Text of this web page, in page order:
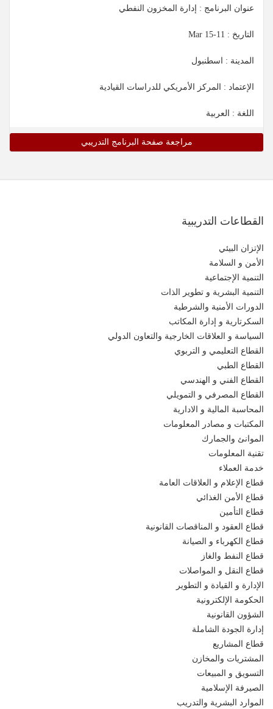
عنوان البرنامج : إدارة المخزون النفطي
التاريخ : 11-15 Mar
المدينة : اسطنبول
الإعتماد : المركز الأمريكي للدراسات القيادية
اللغة : العربية
مراجعة صفحة البرنامج التدريبي
القطاعات التدريبية
الإتزان البيئي
الأمن و السلامة
التنمية الإجتماعية
التنمية البشرية و تطوير الذات
الدورات الأمنية والشرطية
السكرتارية و إدارة المكاتب
السياسة و العلاقات الخارجية والتعاون الدولي
القطاع التعليمي و التربوي
القطاع الطبي
القطاع الفني و الهندسي
القطاع المصرفي و التمويلي
المحاسبة المالية و الادارية
المكتبات و مصادر المعلومات
الموانئ والجمارك
تقنية المعلومات
خدمة العملاء
قطاع الإعلام و العلاقات العامة
قطاع الأمن الغذائي
قطاع التأمين
قطاع العقود و المناقصات القانونية
قطاع الكهرباء و الصيانة
قطاع النفط والغاز
قطاع النقل و المواصلات
الإدارة و القيادة و التطوير
الحكومة الإلكترونية
الشؤون القانونية
إدارة الجودة الشاملة
قطاع المشاريع
المشتريات والمخازن
التسويق و المبيعات
الصيرفة الإسلامية
الموارد البشرية والتدريب